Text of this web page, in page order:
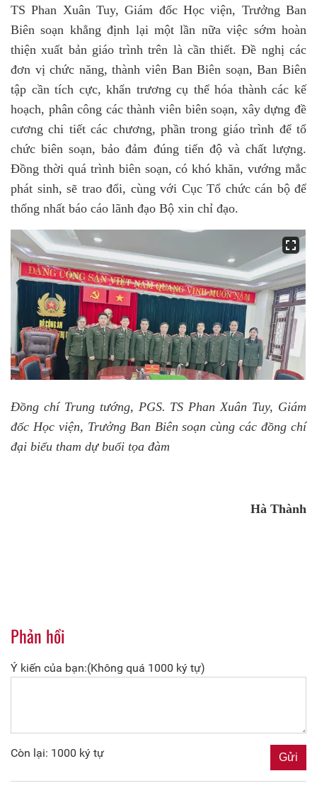
TS Phan Xuân Tuy, Giám đốc Học viện, Trưởng Ban
Biên soạn khẳng định lại một lần nữa việc sớm hoàn
thiện xuất bản giáo trình trên là cần thiết. Đề nghị các
đơn vị chức năng, thành viên Ban Biên soạn, Ban Biên
tập cần tích cực, khẩn trương cụ thể hóa thành các kế
hoạch, phân công các thành viên biên soạn, xây dựng đề
cương chi tiết các chương, phần trong giáo trình để tổ
chức biên soạn, bảo đảm đúng tiến độ và chất lượng.
Đồng thời quá trình biên soạn, có khó khăn, vướng mắc
phát sinh, sẽ trao đổi, cùng với Cục Tổ chức cán bộ để
thống nhất báo cáo lãnh đạo Bộ xin chỉ đạo.
Đồng chí Trung tướng, PGS. TS Phan Xuân Tuy, Giám
đốc Học viện, Trưởng Ban Biên soạn cùng các đồng chí
đại biểu tham dự buổi tọa đàm
Hà Thành
Phản hồi
Ý kiến của bạn:(Không quá 1000 ký tự)
Còn lại: 1000 ký tự